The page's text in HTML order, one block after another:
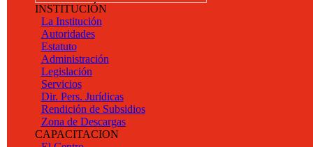
INSTITUCIÓN
La Institución
Autoridades
Estatuto
Administración
Legislación
Servicios
Dir. Pers. Jurídicas
Rendición de Subsidios
Zona de Descargas
CAPACITACION